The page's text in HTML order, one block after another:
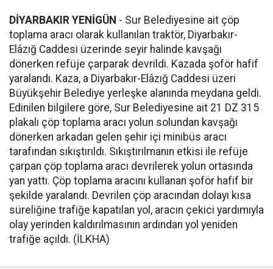
DİYARBAKIR YENİGÜN - Sur Belediyesine ait çöp
toplama aracı olarak kullanılan traktör, Diyarbakır-
Elâzığ Caddesi üzerinde seyir halinde kavşağı
dönerken refüje çarparak devrildi. Kazada şoför hafif
yaralandı. Kaza, a Diyarbakır-Elâzığ Caddesi üzeri
Büyükşehir Belediye yerleşke alanında meydana geldi.
Edinilen bilgilere göre, Sur Belediyesine ait 21 DZ 315
plakalı çöp toplama aracı yolun solundan kavşağı
dönerken arkadan gelen şehir içi minibüs aracı
tarafından sıkıştırıldı. Sıkıştırılmanın etkisi ile refüje
çarpan çöp toplama aracı devrilerek yolun ortasında
yan yattı. Çöp toplama aracını kullanan şoför hafif bir
şekilde yaralandı. Devrilen çöp aracından dolayı kısa
süreliğine trafiğe kapatılan yol, aracın çekici yardımıyla
olay yerinden kaldırılmasının ardından yol yeniden
trafiğe açıldı. (İLKHA)